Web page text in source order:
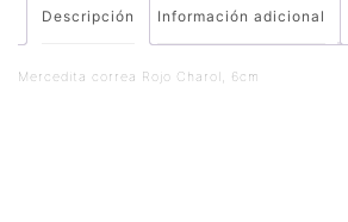
Descripción Información adicional
Mercedita correa Rojo Charol, 6cm